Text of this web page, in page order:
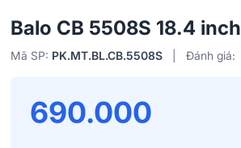
Balo CB 5508S 18.4 inch
Mã SP: PK.MT.BL.CB.5508S Đánh giá:
690.000